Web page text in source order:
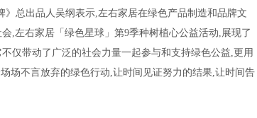
总出品人吴纲表示,左右家居在绿色产品制造和品牌文
,左右家居「绿色星球」第9季种树植心公益活动,展现了
仅带动了广泛的社会力量一起参与和支持绿色公益,更用
场不言放弃的绿色行动,让时间见证努力的结果,让时间告